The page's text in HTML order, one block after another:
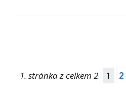
1. stránka z celkem 2 1 2